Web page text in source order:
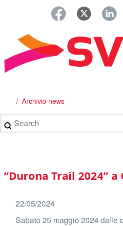
principale
Briciole
di
pane
Archivio news
Search
Main
navigation
“Durona Trail 2024” a
22/05/2024
Sabato 25 maggio 2024 dalle